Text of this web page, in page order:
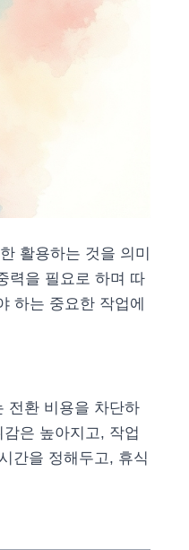
활용하는 것을 의미
력을 필요로 하며 따
하는 중요한 작업에
전환 비용을 차단하
은 높아지고, 작업
간을 정해두고, 휴식